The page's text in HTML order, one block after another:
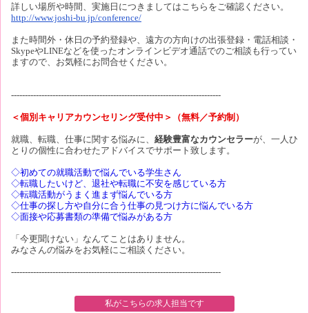
詳しい場所や時間、実施日につきましてはこちらをご確認ください。
http://www.joshi-bu.jp/conference/
また時間外・休日の予約登録や、遠方の方向けの出張登録・電話相談・
SkypeやLINEなどを使ったオンラインビデオ通話でのご相談も行ってい
ますので、お気軽にお問合せください。
----------------------------------------------------------------------------
＜個別キャリアカウンセリング受付中＞（無料／予約制）
就職、転職、仕事に関する悩みに、 経験豊富なカウンセラーが、一人ひ
とりの個性に合わせたアドバイスでサポート致します。
◇初めての就職活動で悩んでいる学生さん
◇転職したいけど、退社や転職に不安を感じている方
◇転職活動がうまく進まず悩んでいる方
◇仕事の探し方や自分に合う仕事の見つけ方に悩んでいる方
◇面接や応募書類の準備で悩みがある方
「今更聞けない」なんてことはありません。
みなさんの悩みをお気軽にご相談ください。
----------------------------------------------------------------------------
私がこちらの求人担当です